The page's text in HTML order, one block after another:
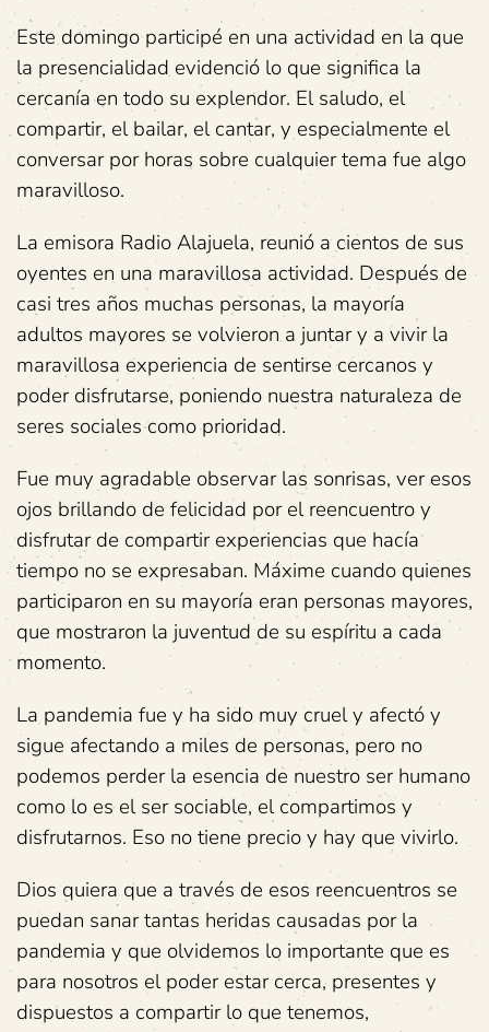
Este domingo participé en una actividad en la que
la presencialidad evidenció lo que significa la
cercanía en todo su explendor. El saludo, el
compartir, el bailar, el cantar, y especialmente el
conversar por horas sobre cualquier tema fue algo
maravilloso.
La emisora Radio Alajuela, reunió a cientos de sus
oyentes en una maravillosa actividad. Después de
casi tres años muchas personas, la mayoría
adultos mayores se volvieron a juntar y a vivir la
maravillosa experiencia de sentirse cercanos y
poder disfrutarse, poniendo nuestra naturaleza de
seres sociales como prioridad.
Fue muy agradable observar las sonrisas, ver esos
ojos brillando de felicidad por el reencuentro y
disfrutar de compartir experiencias que hacía
tiempo no se expresaban. Máxime cuando quienes
participaron en su mayoría eran personas mayores,
que mostraron la juventud de su espíritu a cada
momento.
La pandemia fue y ha sido muy cruel y afectó y
sigue afectando a miles de personas, pero no
podemos perder la esencia de nuestro ser humano
como lo es el ser sociable, el compartimos y
disfrutarnos. Eso no tiene precio y hay que vivirlo.
Dios quiera que a través de esos reencuentros se
puedan sanar tantas heridas causadas por la
pandemia y que olvidemos lo importante que es
para nosotros el poder estar cerca, presentes y
dispuestos a compartir lo que tenemos,